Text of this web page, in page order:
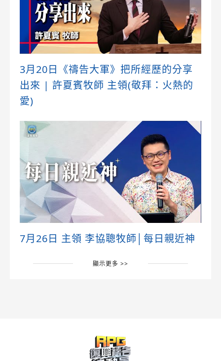
3月20日《禱告大軍》把所經歷的分享
出來 | 許夏賓牧師 主領(敬拜：火熱的
愛)
7月26日 主領 李協聰牧師│每日親近神
顯示更多 >>